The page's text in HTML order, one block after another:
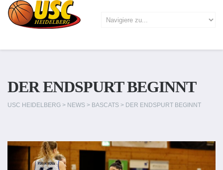
DER ENDSPURT BEGINNT
USC HEIDELBERG > NEWS > BASCATS > DER ENDSPURT BEGINNT